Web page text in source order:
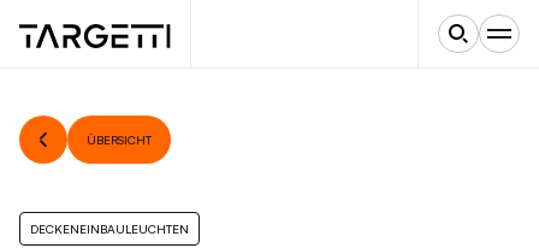
ÜBERSICHT
DECKENEINBAULEUCHTEN